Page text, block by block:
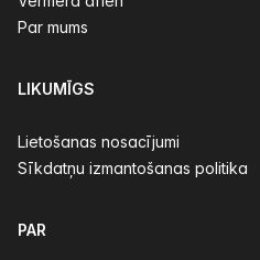
Par mums
LIKUMĪGS
Lietošanas nosacījumi
Sīkdatņu izmantošanas politika
PAR